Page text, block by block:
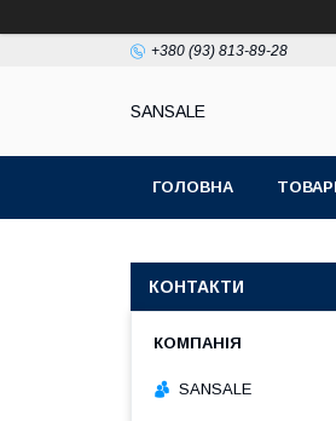
+380 (93) 813-89-28
SANSALE
ГОЛОВНА
КОНТАКТИ
SANSALE